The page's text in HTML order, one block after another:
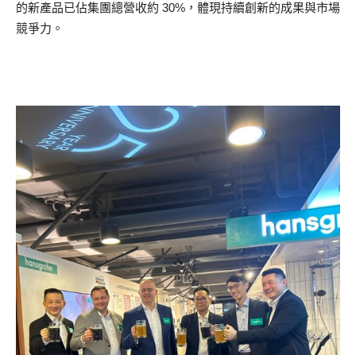
的新產品已佔集團總營收約 30%，體現持續創新的成果與市場
競爭力。